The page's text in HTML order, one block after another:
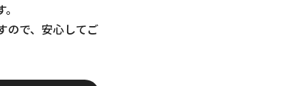
ので、安心してご